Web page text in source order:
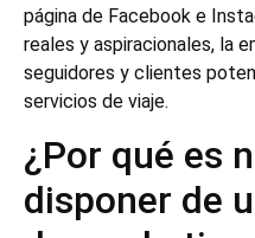
página de Facebook e
reales y aspiracionales, la
seguidores y clientes
servicios de viaje.
¿Por qué es
disponer de